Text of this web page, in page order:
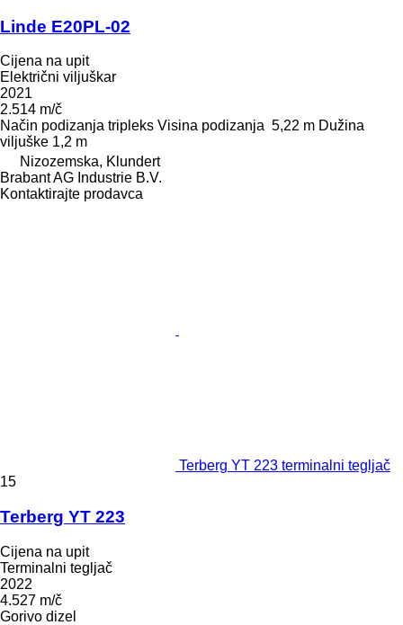
Linde E20PL-02
Cijena na upit
Električni viljuškar
2021
2.514 m/č
Način podizanja tripleks Visina podizanja 5,22 m Dužina
viljuške 1,2 m
Nizozemska, Klundert
Brabant AG Industrie B.V.
Kontaktirajte prodavca
Terberg YT 223 terminalni tegljač
15
Terberg YT 223
Cijena na upit
Terminalni tegljač
2022
4.527 m/č
Gorivo dizel